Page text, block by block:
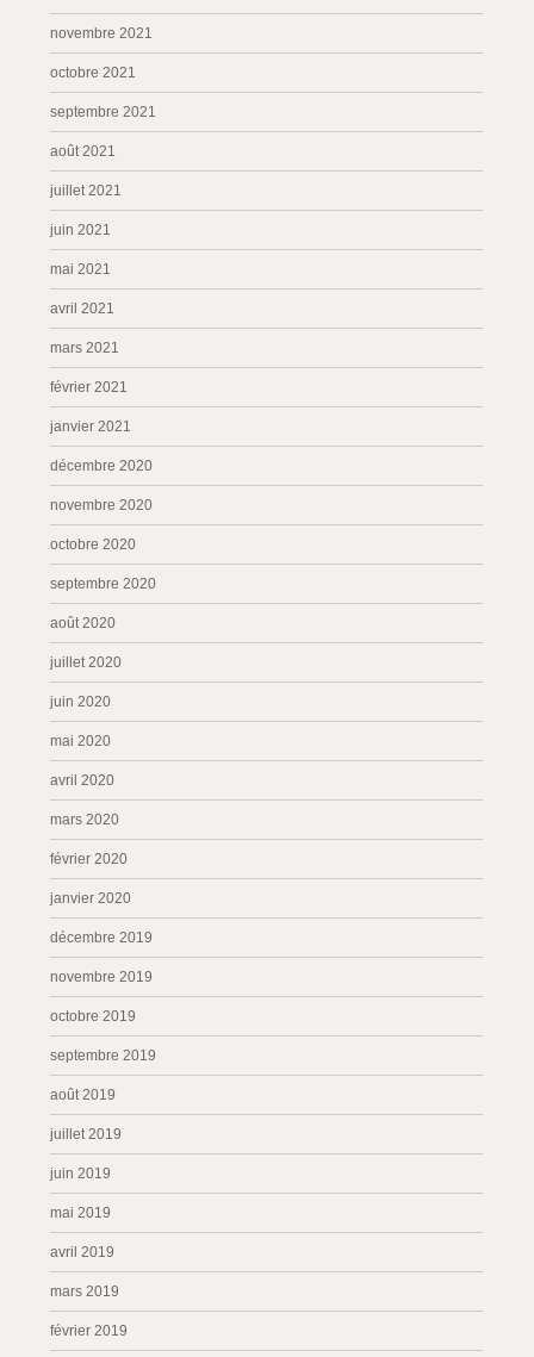
novembre 2021
octobre 2021
septembre 2021
août 2021
juillet 2021
juin 2021
mai 2021
avril 2021
mars 2021
février 2021
janvier 2021
décembre 2020
novembre 2020
octobre 2020
septembre 2020
août 2020
juillet 2020
juin 2020
mai 2020
avril 2020
mars 2020
février 2020
janvier 2020
décembre 2019
novembre 2019
octobre 2019
septembre 2019
août 2019
juillet 2019
juin 2019
mai 2019
avril 2019
mars 2019
février 2019